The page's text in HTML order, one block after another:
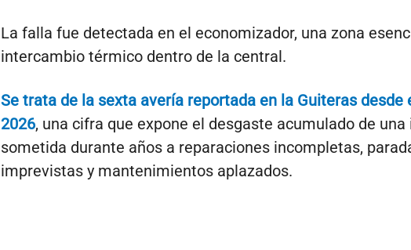
La falla fue detectada en el economizador, una zona
intercambio térmico dentro de la central.
Se trata de la sexta avería reportada en la Guiteras desde
2026, una cifra que expone el desgaste acumulado de
sometida durante años a reparaciones incompletas,
imprevistas y mantenimientos aplazados.